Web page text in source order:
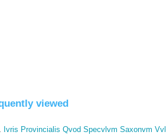
viewed
Ivris Provincialis Qvod Specvlvm Saxonvm